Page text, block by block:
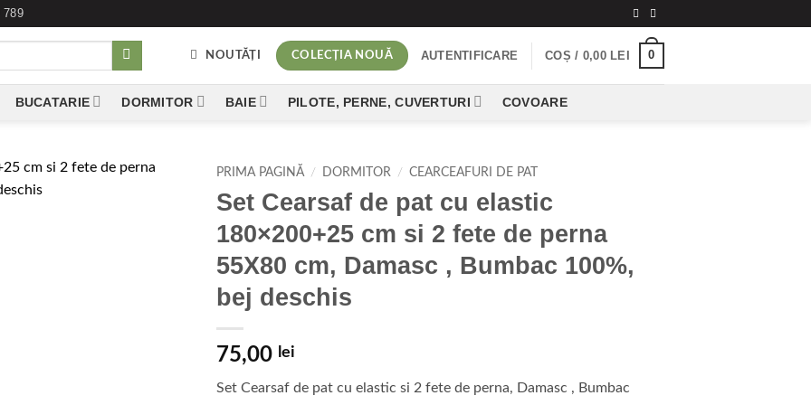
789
NOUTĂȚI COLECȚIA NOUĂ AUTENTIFICARE COȘ / 0,00 LEI 0
BUCATARIE DORMITOR BAIE PILOTE, PERNE, CUVERTURI COVOARE
PRIMA PAGINĂ / DORMITOR / CEARCEAFURI DE PAT
Set Cearsaf de pat cu elastic
180×200+25 cm si 2 fete de perna
55X80 cm, Damasc , Bumbac 100%,
bej deschis
75,00 lei
Set Cearsaf de pat cu elastic si 2 fete de perna, Damasc , Bumbac